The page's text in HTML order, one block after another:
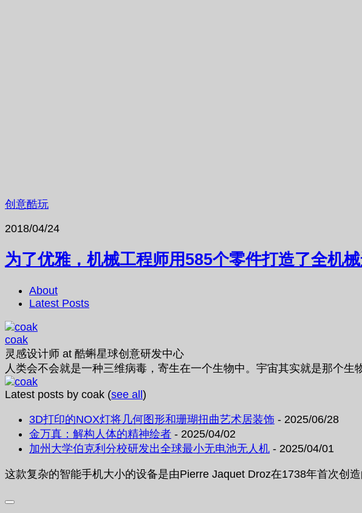
创意酷玩
2018/04/24
为了优雅，机械工程师用585个零件打造了全机
About
Latest Posts
coak
灵感设计师 at 酷蝌星球创意研发中心
人类会不会就是一种三维病毒，寄生在一个生物中。宇宙其实就是那个生
Latest posts by coak (see all)
3D打印的NOX灯将几何图形和珊瑚扭曲艺术居装饰 - 2025/06/28
金万真：解构人体的精神绘者 - 2025/04/02
加州大学伯克利分校研发出全球最小无电池无人机 - 2025/04/01
这款复杂的智能手机大小的设备是由Pierre Jaquet Droz在1738年首次创